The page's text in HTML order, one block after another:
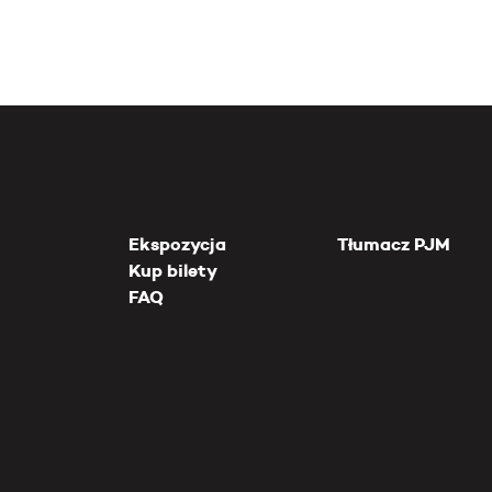
Ekspozycja
Kup bilety
FAQ
Tłumacz PJM